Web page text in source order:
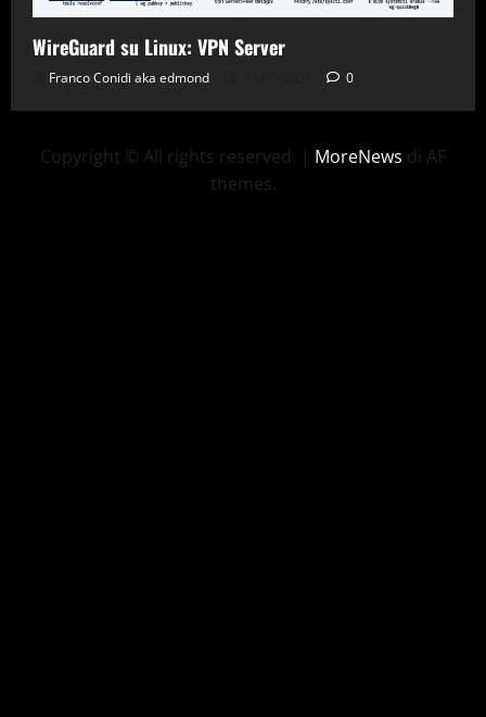
WireGuard su Linux: VPN Server
Franco Conidi aka edmond 0
Copyright © All rights reserved. | MoreNews di AF
themes.